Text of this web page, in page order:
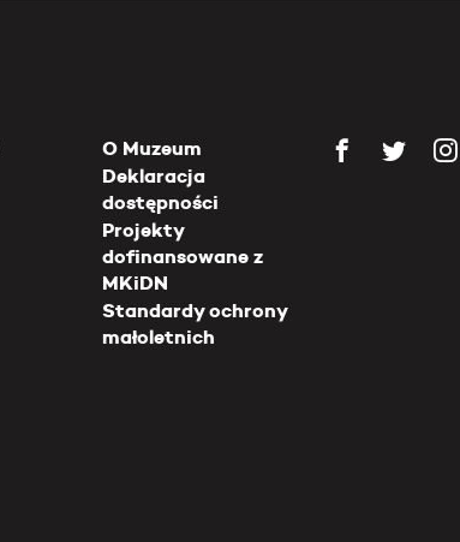
O Muzeum
Deklaracja
dostępności
Projekty
dofinansowane z
MKiDN
Standardy ochrony
małoletnich